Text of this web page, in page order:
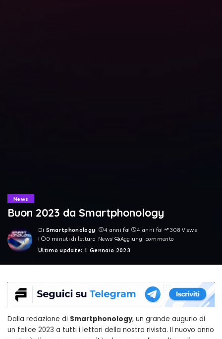
News
Buon 2023 da Smartphonology
Posted
by
Di Smartphonology 4 anni fa 4 anni fa
308 Views
0 minuti di lettura News
Aggiungi commento
Ultimo update: 1 Gennaio 2023
Dalla redazione di Smartphonology, un grande augurio di
un felice 2023 a tutti i lettori della nostra rivista. Il nuovo anno